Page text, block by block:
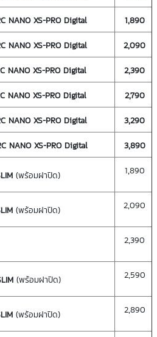
NANO XS-PRO Digital
1,890
NANO XS-PRO Digital
2,090
NANO XS-PRO Digital
2,390
NANO XS-PRO Digital
2,790
NANO XS-PRO Digital
3,290
NANO XS-PRO Digital 3,890
(พร้อมฝาปิด) 1,890
(พร้อมฝาปิด) 2,090
2,390
(พร้อมฝาปิด) 2,590
(พร้อมฝาปิด) 2,890